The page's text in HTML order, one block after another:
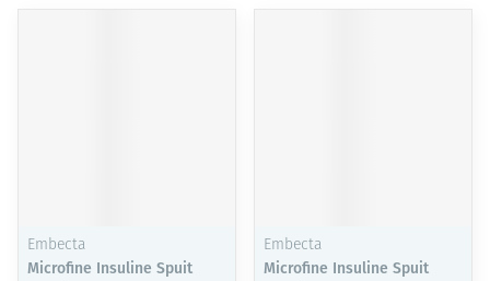
Embecta
Microfine Insuline Spuit
Embecta
Microfine Insuline Spuit